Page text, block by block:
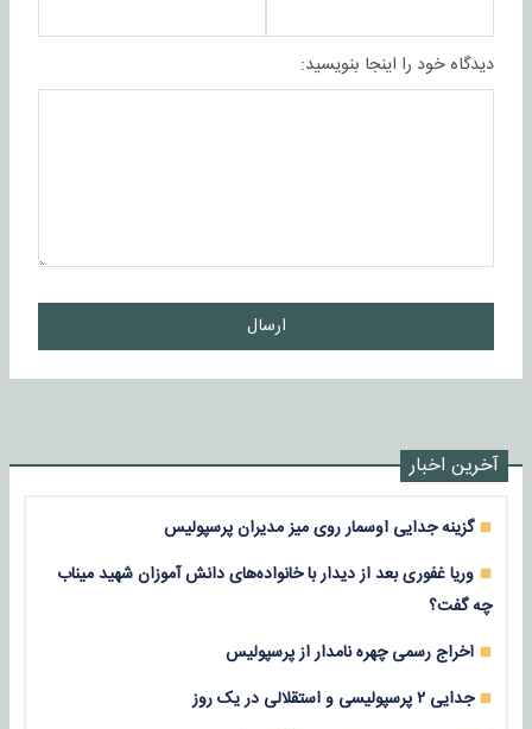
دیدگاه خود را اینجا بنویسید:
ارسال
آخرین اخبار
گزینه جدایی اوسمار روی میز مدیران پرسپولیس
وریا غفوری بعد از دیدار با خانواده‌های دانش آموزان شهید میناب
چه گفت؟
اخراج رسمی چهره نامدار از پرسپولیس
جدایی ۲ پرسپولیسی و استقلالی در یک روز